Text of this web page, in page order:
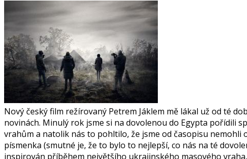
Nový český film režírovaný Petrem Jáklem mě lákal už od té
novinách. Minulý rok jsme si na dovolenou do Egypta pořídili
vrahům a natolik nás to pohltilo, že jsme od časopisu
písmenka (smutné je, že to bylo to nejlepší, co nás na té
inspirován příběhem největšího ukrajinského masového